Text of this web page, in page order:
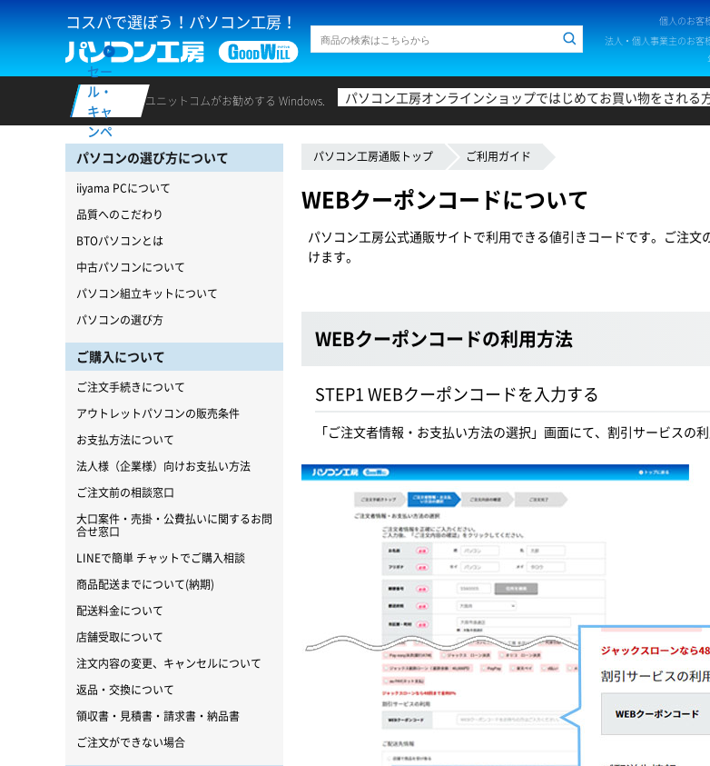
コスパで選ぼう！パソコン工房！ 個人のお客
法人・個人事業主のお客
セー
ル・
キャ
ンペ
ーン
ユニットコムがお勧めする Windows. パソコン工房オンラインショップではじめてお買い物をされる
パソコン工房通販トップ ご利用ガイド
WEBクーポンコードについて
パソコン工房公式通販サイトで利用できる値引きコードです。ご注
けます。
WEBクーポンコードの利用方法
STEP1 WEBクーポンコードを入力する
「ご注文者情報・お支払い方法の選択」画面にて、割引サービスの
パソコンの選び方について
iiyama PCについて
品質へのこだわり
BTOパソコンとは
中古パソコンについて
パソコン組立キットについて
パソコンの選び方
ご購入について
ご注文手続きについて
アウトレットパソコンの販売条件
お支払方法について
法人様（企業様）向けお支払い方法
ご注文前の相談窓口
大口案件・売掛・公費払いに関するお問
合せ窓口
LINEで簡単 チャットでご購入相談
商品配送までについて(納期)
配送料金について
店舗受取について
注文内容の変更、キャンセルについて
返品・交換について
領収書・見積書・請求書・納品書
ご注文ができない場合